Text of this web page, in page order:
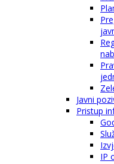
Javni
Pristup
IP